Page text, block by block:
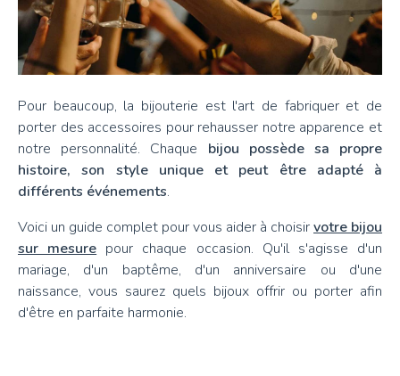
Pour beaucoup, la bijouterie est l'art de fabriquer et de
porter des accessoires pour rehausser notre apparence et
notre personnalité. Chaque bijou possède sa propre
histoire, son style unique et peut être adapté à
différents événements.
Voici un guide complet pour vous aider à choisirvotre bijou
sur mesure pour chaque occasion. Qu'il s'agisse d'un
mariage, d'un baptême, d'un anniversaire ou d'une
naissance, vous saurez quels bijoux offrir ou porter afin
d'être en parfaite harmonie.